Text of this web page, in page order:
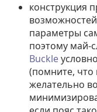
конструкция
параметры
поэтому май-
Buckle
(помните,
желательно